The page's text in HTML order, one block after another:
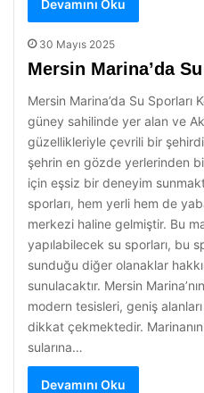
Devamını Oku
30 Mayıs 2025
Mersin Marina’da
Mersin Marina’da Su Sporları
güney sahilinde yer alan ve
güzellikleriyle çevrili bir
şehrin en gözde yerlerinden
için eşsiz bir deneyim
sporları, hem yerli hem de
merkezi haline gelmiştir. Bu
yapılabilecek su sporları, bu
sunduğu diğer olanaklar
sunulacaktır. Mersin
modern tesisleri, geniş
dikkat çekmektedir.
sularına…
Devamını Oku